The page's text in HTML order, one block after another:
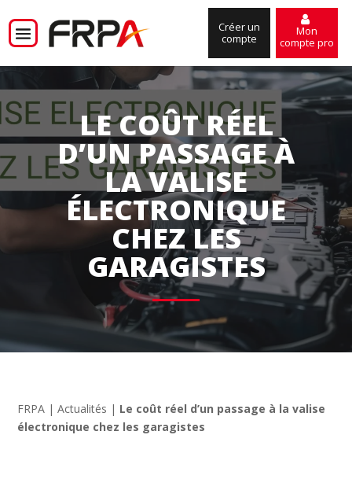
Créer un
compte
Mon
compte pro
LE COÛT RÉEL
D’UN PASSAGE À
LA VALISE
ÉLECTRONIQUE
CHEZ LES
GARAGISTES
FRPA |Actualités | Le coût réel d’un passage à la valise
électronique chez les garagistes